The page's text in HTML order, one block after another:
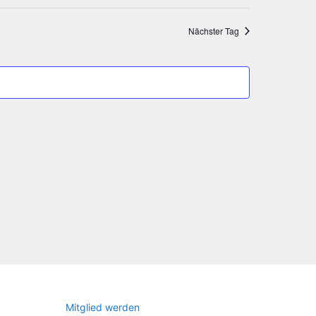
Nächster Tag
Mit­glied werden